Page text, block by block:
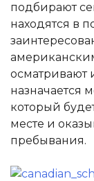
подбирают
находятся в
осматривают
назначается
который
месте и
пребывания.